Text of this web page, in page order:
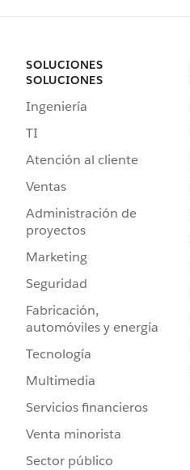
SOLUCIONES
SOLUCIONES
Ingeniería
TI
Atención al cliente
Ventas
Administración de
proyectos
Marketing
Seguridad
Fabricación,
automóviles y energía
Tecnología
Multimedia
Servicios financieros
Venta minorista
Sector público